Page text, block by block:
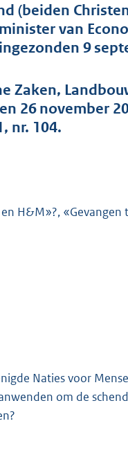
(beiden
van
9
Zaken,
26 november
nr. 104.
H&M»?, «Gevangen
Naties voor
om de